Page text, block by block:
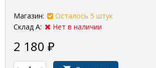
Магазин:
Осталось 5 штук
Склад А:
Нет в наличии
2 180 ₽